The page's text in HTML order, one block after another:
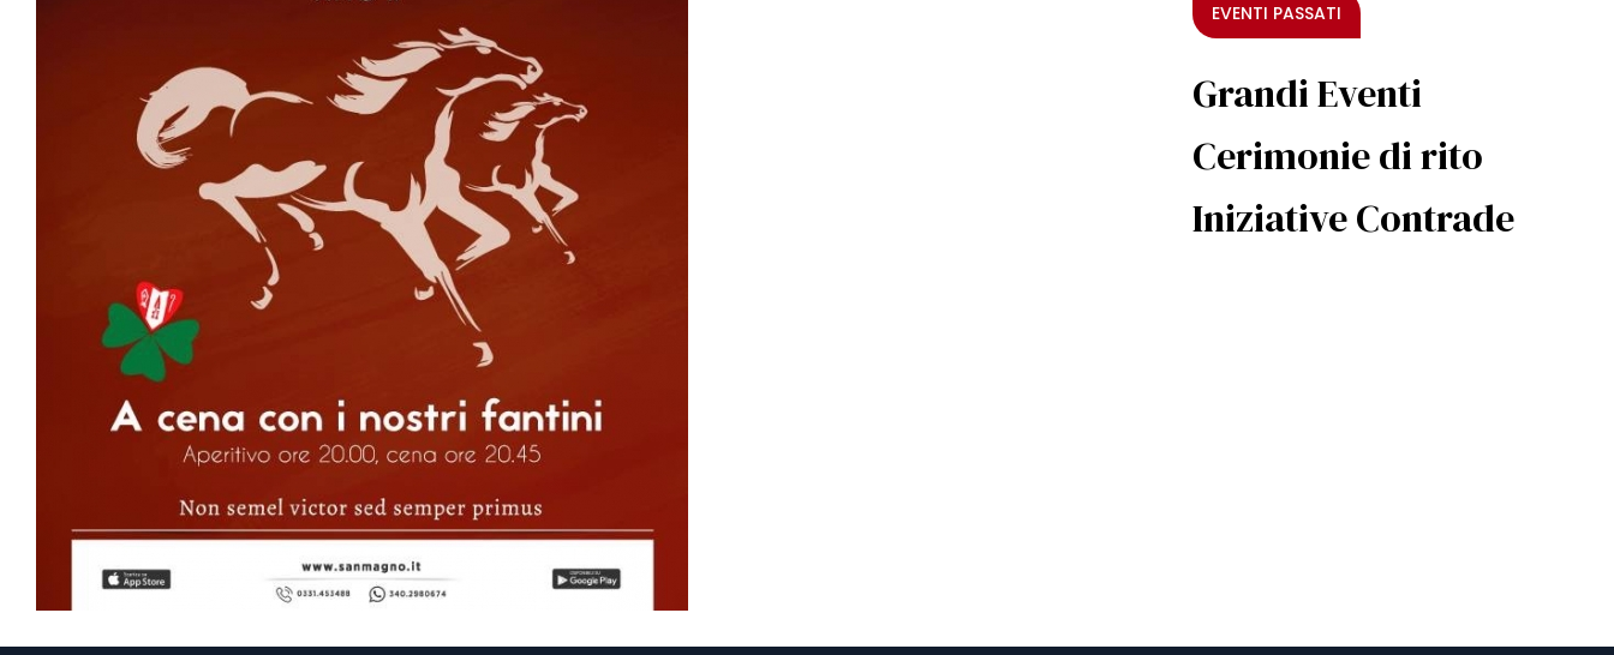
EVENTI PASSATI
Grandi Eventi
Cerimonie di rito
Iniziative Contrade